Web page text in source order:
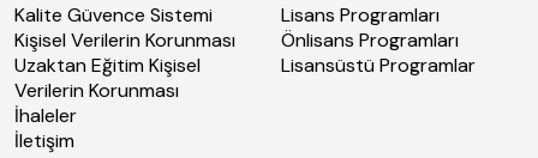
Kalite Güvence Sistemi
Kişisel Verilerin Korunması
Uzaktan Eğitim Kişisel
Verilerin Korunması
İhaleler
İletişim
Lisans Programları
Önlisans Programları
Lisansüstü Programlar